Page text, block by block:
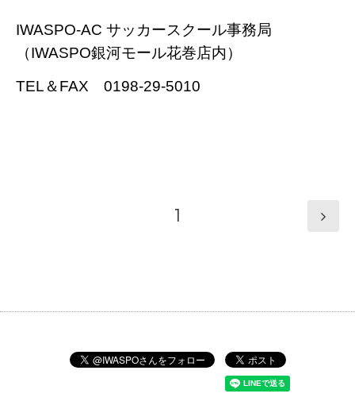
IWASPO-AC サッカースクール事務局
（IWASPO銀河モール花巻店内）
TEL＆FAX 0198-29-5010
1